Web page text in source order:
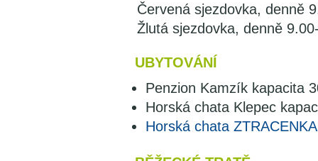
Červená sjezdovka, denně
Žlutá sjezdovka, denně
UBYTOVÁNÍ
Penzion Kamzík kapacita
Horská chata Klepec
Horská chata ZTRACENKA